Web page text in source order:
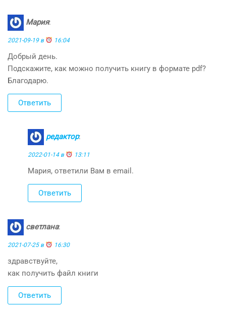
Мария:
2021-09-19 в 16:04
Добрый день.
Подскажите, как можно получить книгу в формате pdf?
Благодарю.
Ответить
редактор:
2022-01-14 в 13:11
Мария, ответили Вам в email.
Ответить
светлана:
2021-07-25 в 16:30
здравствуйте,
как получить файл книги
Ответить